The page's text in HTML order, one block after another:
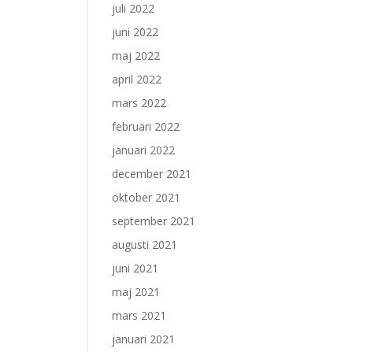
juli 2022
juni 2022
maj 2022
april 2022
mars 2022
februari 2022
januari 2022
december 2021
oktober 2021
september 2021
augusti 2021
juni 2021
maj 2021
mars 2021
januari 2021